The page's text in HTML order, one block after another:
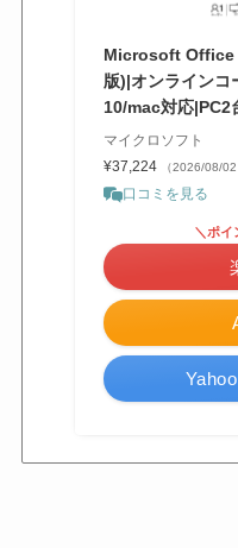
Microsoft Office
版)|オンラインコ
10/mac対応|PC2
マイクロソフト
¥37,224
（2026/08/
口コミを見る
＼ポイ